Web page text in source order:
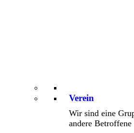
Verein
Wir sind eine
andere Betroffene